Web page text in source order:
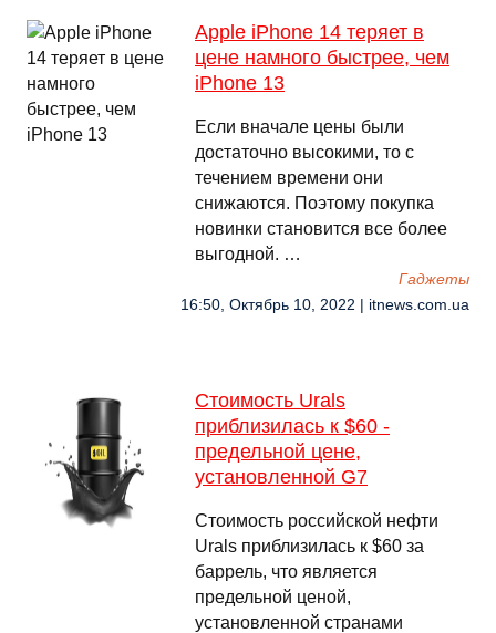
Apple iPhone 14 теряет в
цене намного быстрее, чем
iPhone 13
Если вначале цены были
достаточно высокими, то с
течением времени они
снижаются. Поэтому покупка
новинки становится все более
выгодной. …
Гаджеты
16:50, Октябрь 10, 2022 | itnews.com.ua
Стоимость Urals
приблизилась к $60 -
предельной цене,
установленной G7
Стоимость российской нефти
Urals приблизилась к $60 за
баррель, что является
предельной ценой,
установленной странами